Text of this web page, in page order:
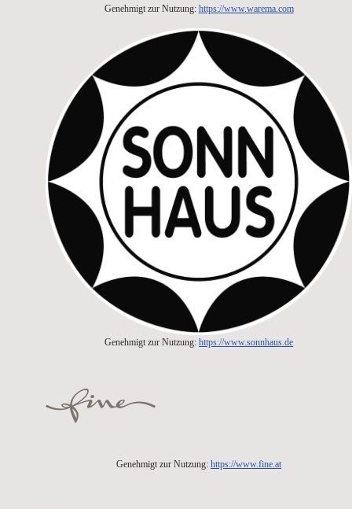
Genehmigt zur Nutzung: https://www.warema.com
Genehmigt zur Nutzung:https://www.sonnhaus.de
Genehmigt zur Nutzung:https://www.fine.at